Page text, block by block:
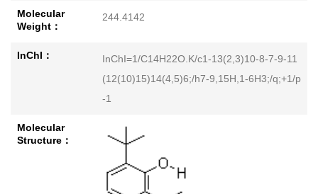
Molecular
Weight：
244.4142
InChI：
InChI=1/C14H22O.K/c1-13(2,3)10-8-7-9-11
(12(10)15)14(4,5)6;/h7-9,15H,1-6H3;/q;+1/p
-1
Molecular
Structure：